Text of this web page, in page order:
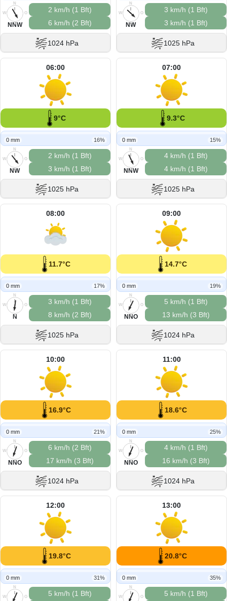
N
O
S
W
NNW
2 km/h (1 Bft)
6 km/h (2 Bft)
1024 hPa
N
O
S
W
NW
3 km/h (1 Bft)
3 km/h (1 Bft)
1025 hPa
06:00
9°C
0 mm 16%
N
O
S
W
NW
2 km/h (1 Bft)
3 km/h (1 Bft)
1025 hPa
07:00
9.3°C
0 mm 15%
N
O
S
W
NNW
4 km/h (1 Bft)
4 km/h (1 Bft)
1025 hPa
08:00
11.7°C
0 mm 17%
N
O
S
W
N
3 km/h (1 Bft)
8 km/h (2 Bft)
1025 hPa
09:00
14.7°C
0 mm 19%
N
O
S
W
NNO
5 km/h (1 Bft)
13 km/h (3 Bft)
1024 hPa
10:00
16.9°C
0 mm 21%
N
O
S
W
NNO
6 km/h (2 Bft)
17 km/h (3 Bft)
1024 hPa
11:00
18.6°C
0 mm 25%
N
O
S
W
NNO
4 km/h (1 Bft)
16 km/h (3 Bft)
1024 hPa
12:00
19.8°C
0 mm 31%
N
O
W
5 km/h (1 Bft)
13:00
20.8°C
0 mm 35%
N
O
W
5 km/h (1 Bft)